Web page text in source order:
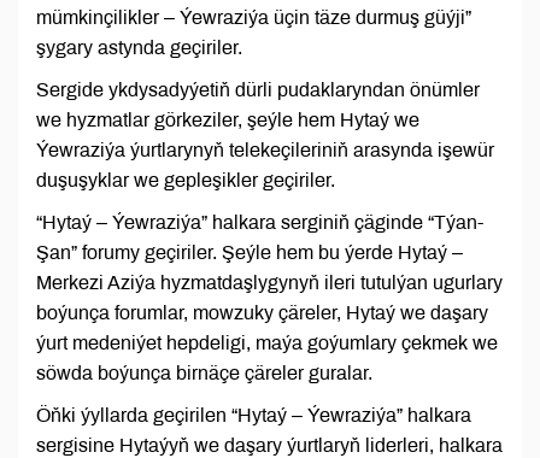
mümkinçilikler ‒ Ýewraziýa üçin täze durmuş güýji”
şygary astynda geçiriler.
Sergide ykdysadyýetiň dürli pudaklaryndan önümler
we hyzmatlar görkeziler, şeýle hem Hytaý we
Ýewraziýa ýurtlarynyň telekeçileriniň arasynda işewür
duşuşyklar we gepleşikler geçiriler.
“Hytaý ‒ Ýewraziýa” halkara serginiň çäginde “Týan-
Şan” forumy geçiriler. Şeýle hem bu ýerde Hytaý ‒
Merkezi Aziýa hyzmatdaşlygynyň ileri tutulýan ugurlary
boýunça forumlar, mowzuky çäreler, Hytaý we daşary
ýurt medeniýet hepdeligi, maýa goýumlary çekmek we
söwda boýunça birnäçe çäreler guralar.
Öňki ýyllarda geçirilen “Hytaý ‒ Ýewraziýa” halkara
sergisine Hytaýyň we daşary ýurtlaryň liderleri, halkara